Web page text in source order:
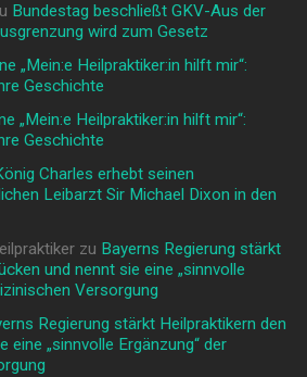
Bundestag beschließt GKV-Aus der
wird zum Gesetz
„Mein:e Heilpraktiker:in hilft mir“:
Geschichte
„Mein:e Heilpraktiker:in hilft mir“:
Geschichte
Charles erhebt seinen
Leibarzt Sir Michael Dixon in den
zu Bayerns Regierung stärkt
und nennt sie eine „sinnvolle
Versorgung
Regierung stärkt Heilpraktikern den
eine „sinnvolle Ergänzung“ der